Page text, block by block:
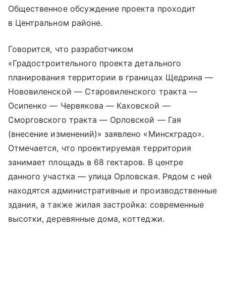
Общественное обсуждение проекта проходит
в Центральном районе.
Говорится, что разработчиком
«Градостроительного проекта детального
планирования территории в границах Щедрина —
Нововиленской — Старовиленского тракта —
Осипенко — Червякова — Каховской —
Сморговского тракта — Орловской — Гая
(внесение изменений)» заявлено «Минскградо».
Отмечается, что проектируемая территория
занимает площадь в 68 гектаров. В центре
данного участка — улица Орловская. Рядом с ней
находятся административные и производственные
здания, а также жилая застройка: современные
высотки, деревянные дома, коттеджи.